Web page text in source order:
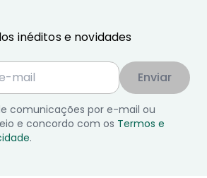
inéditos e novidades
Enviar
comunicações por e-mail ou
e concordo com os Termos e
.